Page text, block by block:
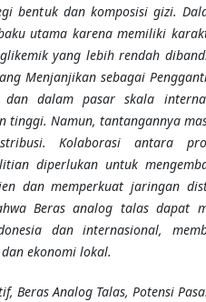
bentuk dan komposisi gizi.
utama karena memiliki
yang lebih rendah
Menjanjikan sebagai
dalam pasar skala
tinggi. Namun, tantangannya
Kolaborasi antara
diperlukan untuk
dan memperkuat jaringan
Beras analog talas dapat
dan internasional,
ekonomi lokal.
Beras Analog Talas, Potensi